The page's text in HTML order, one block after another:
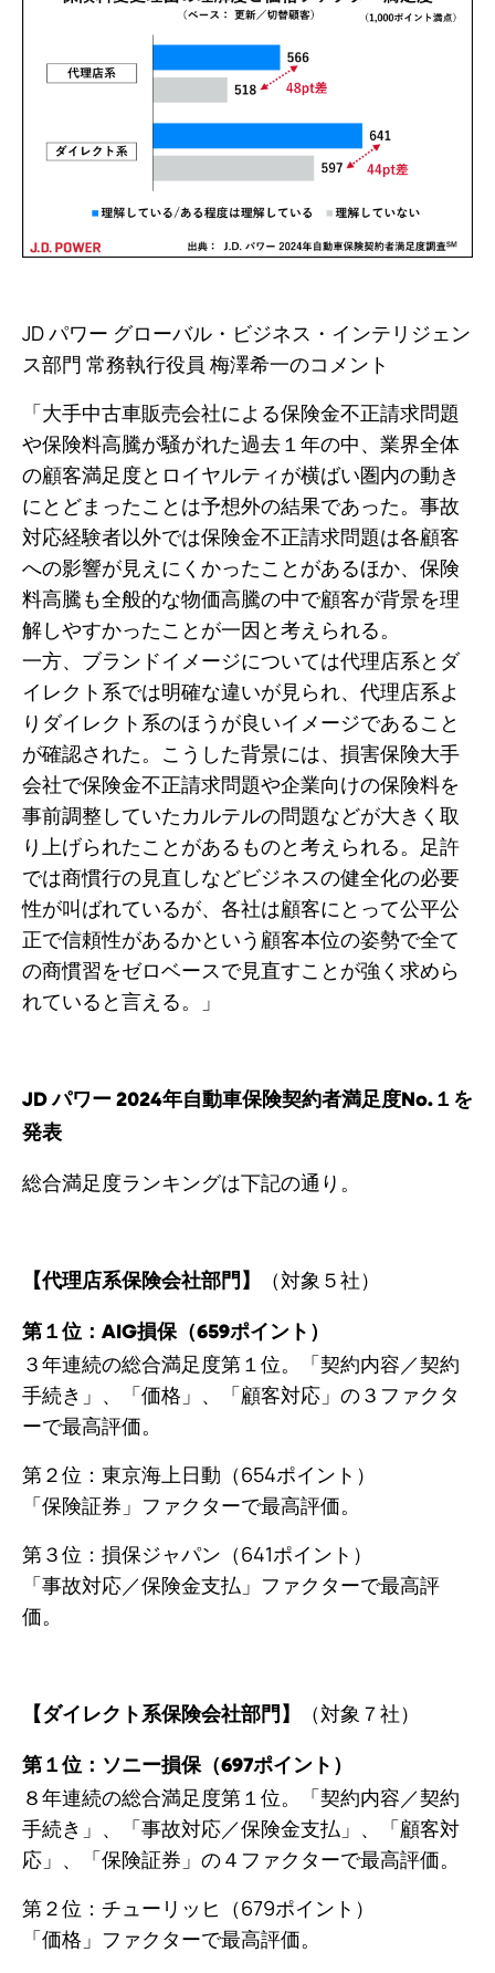
JD パワー グローバル・ビジネス・インテリジェン
ス部門 常務執行役員 梅澤希一のコメント
「大手中古車販売会社による保険金不正請求問題
や保険料高騰が騒がれた過去１年の中、業界全体
の顧客満足度とロイヤルティが横ばい圏内の動き
にとどまったことは予想外の結果であった。事故
対応経験者以外では保険金不正請求問題は各顧客
への影響が見えにくかったことがあるほか、保険
料高騰も全般的な物価高騰の中で顧客が背景を理
解しやすかったことが一因と考えられる。
一方、ブランドイメージについては代理店系とダ
イレクト系では明確な違いが見られ、代理店系よ
りダイレクト系のほうが良いイメージであること
が確認された。こうした背景には、損害保険大手
会社で保険金不正請求問題や企業向けの保険料を
事前調整していたカルテルの問題などが大きく取
り上げられたことがあるものと考えられる。足許
では商慣行の見直しなどビジネスの健全化の必要
性が叫ばれているが、各社は顧客にとって公平公
正で信頼性があるかという顧客本位の姿勢で全て
の商慣習をゼロベースで見直すことが強く求めら
れていると言える。」
JD パワー 2024年自動車保険契約者満足度No.１を
発表
総合満足度ランキングは下記の通り。
【代理店系保険会社部門】 （対象５社）
第１位：AIG損保（659ポイント）
３年連続の総合満足度第１位。「契約内容／契約
手続き」、「価格」、「顧客対応」の３ファクタ
ーで最高評価。
第２位：東京海上日動（654ポイント）
「保険証券」ファクターで最高評価。
第３位：損保ジャパン（641ポイント）
「事故対応／保険金支払」ファクターで最高評
価。
【ダイレクト系保険会社部門】 （対象７社）
第１位：ソニー損保（697ポイント）
８年連続の総合満足度第１位。「契約内容／契約
手続き」、「事故対応／保険金支払」、「顧客対
応」、「保険証券」の４ファクターで最高評価。
第２位：チューリッヒ（679ポイント）
「価格」ファクターで最高評価。